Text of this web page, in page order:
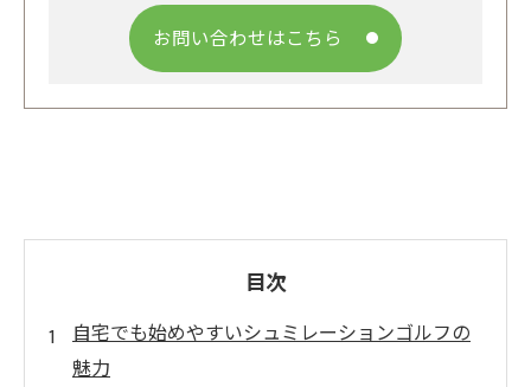
お問い合わせはこちら
目次
自宅でも始めやすいシュミレーションゴルフの
魅力